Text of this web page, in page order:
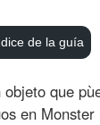
de la guía
que
en Monster